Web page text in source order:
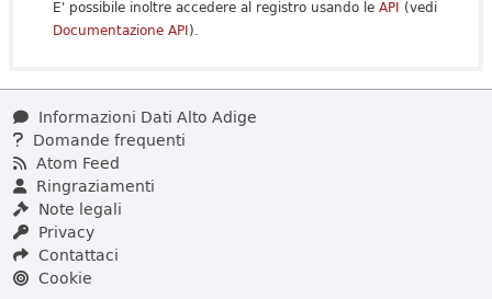
E' possibile inoltre accedere al registro usando le API (vedi
Documentazione API).
Informazioni Dati Alto Adige
Domande frequenti
Atom Feed
Ringraziamenti
Note legali
Privacy
Contattaci
Cookie